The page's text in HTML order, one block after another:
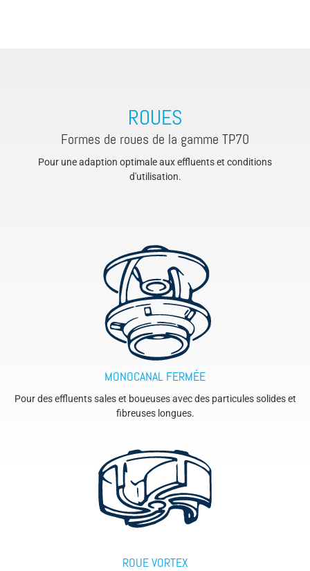
ROUES
Formes de roues de la gamme TP70
Pour une adaption optimale aux effluents et conditions
d'utilisation.
MONOCANAL FERMÉE
Pour des effluents sales et boueuses avec des particules solides et
fibreuses longues.
ROUE VORTEX